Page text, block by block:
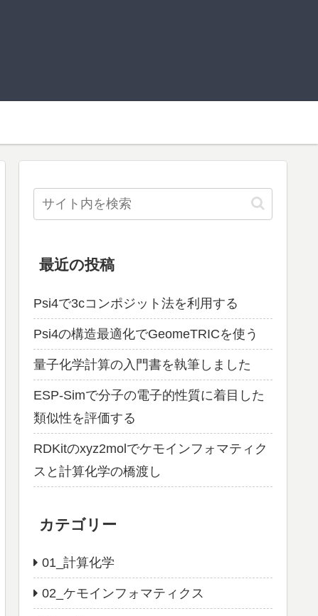
最近の投稿
Psi4で3cコンポジット法を利用する
Psi4の構造最適化でGeomeTRICを使う
量子化学計算の入門書を執筆しました
ESP-Simで分子の電子的性質に着目した
類似性を評価する
RDKitのxyz2molでケモインフォマティク
スと計算化学の橋渡し
カテゴリー
01_計算化学
02_ケモインフォマティクス